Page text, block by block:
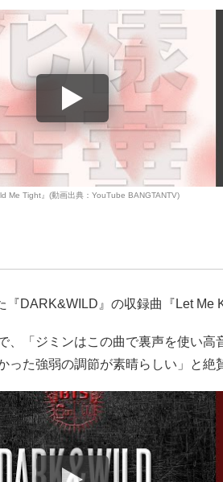
Me Tight』(動画出典：YouTube BANGTANTV)
DARK&WILD』の収録曲『Let Me
、「ジミンはこの曲で裏声を使い高
った強弱の調節が素晴らしい」と絶